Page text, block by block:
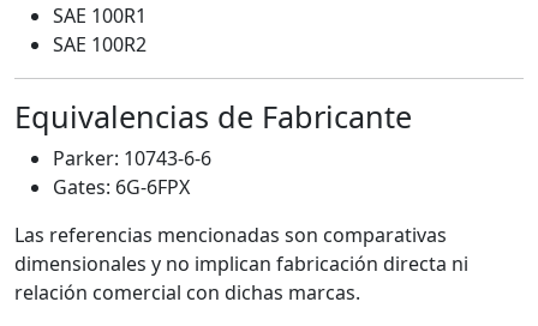
SAE 100R1
SAE 100R2
Equivalencias de Fabricante
Parker: 10743-6-6
Gates: 6G-6FPX
Las referencias mencionadas son comparativas
dimensionales y no implican fabricación directa ni
relación comercial con dichas marcas.